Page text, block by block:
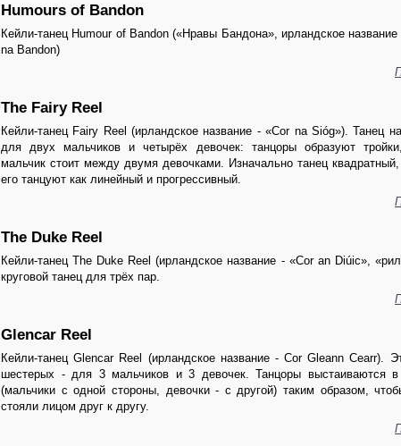
Humours of Bandon
Кейли-танец Humour of Bandon («Нравы Бандона», ирландское
na Bandon)
The Fairy Reel
Кейли-танец Fairy Reel (ирландское название - «Cor na Sióg»). Танец
для двух мальчиков и четырёх девочек: танцоры образуют
мальчик стоит между двумя девочками. Изначально танец
его танцуют как линейный и прогрессивный.
The Duke Reel
Кейли-танец The Duke Reel (ирландское название - «Cor an Diúic»,
круговой танец для трёх пар.
Glencar Reel
Кейли-танец Glencar Reel (ирландское название - Cor Gleann Cearr).
шестерых - для 3 мальчиков и 3 девочек. Танцоры выстаиваются
(мальчики с одной стороны, девочки - с другой) таким образом,
стояли лицом друг к другу.